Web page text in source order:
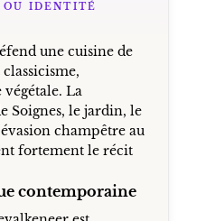
OU IDENTITÉ
une cuisine de
La
Soignes, le jardin, le
champêtre au
fortement le récit
contemporaine